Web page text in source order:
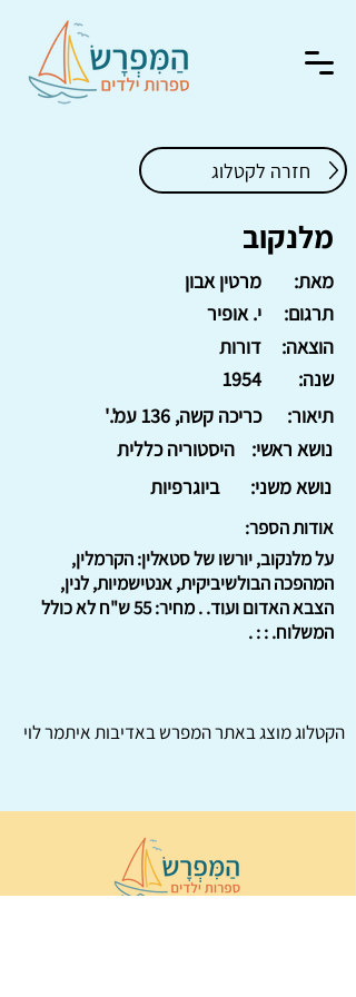
חזרה לקטלוג
מלנקוב
מרטין אבון
מאת:
י. אופיר
תרגום:
דורות
הוצאה:
1954
שנה:
כריכה קשה, 136 עמ'.'
תיאור:
היסטוריה כללית
נושא ראשי:
ביוגרפיות
נושא משני:
אודות הספר:
על מלנקוב, יורשו של סטאלין: הקרמלין,
המהפכה הבולשיביקית, אנטישמיות, לנין,
הצבא האדום ועוד. . מחיר: 55 ש"ח לא כולל
המשלוח. : : .
הקטלוג מוצג באתרהמפרשבאדיבות איתמר לוי